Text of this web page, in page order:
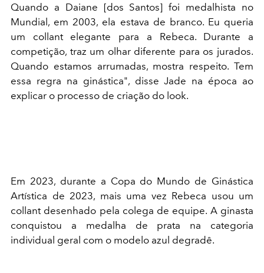
Quando a Daiane [dos Santos] foi medalhista no
Mundial, em 2003, ela estava de branco. Eu queria
um collant elegante para a Rebeca. Durante a
competição, traz um olhar diferente para os jurados.
Quando estamos arrumadas, mostra respeito. Tem
essa regra na ginástica", disse Jade na época ao
explicar o processo de criação do look.
Em 2023, durante a Copa do Mundo de Ginástica
Artística de 2023, mais uma vez Rebeca usou um
collant desenhado pela colega de equipe. A ginasta
conquistou a medalha de prata na categoria
individual geral com o modelo azul degradê.